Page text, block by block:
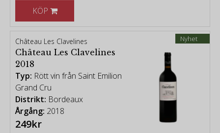
KÖP
Nyhet
Château Les Clavelines
Château Les Clavelines
2018
Typ: Rött vin från Saint Emilion
Grand Cru
Distrikt: Bordeaux
Årgång: 2018
249kr